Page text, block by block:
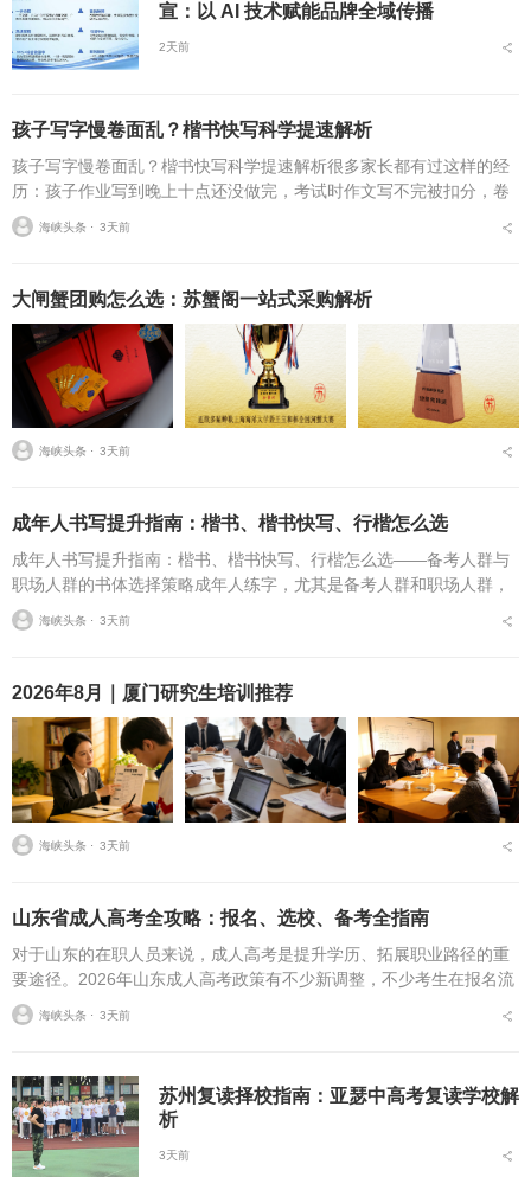
宣：以 AI 技术赋能品牌全域传播
2天前
孩子写字慢卷面乱？楷书快写科学提速解析
孩子写字慢卷面乱？楷书快写科学提速解析很多家长都有过这样的经
历：孩子作业写到晚上十点还没做完，考试时作文写不完被扣分，卷
面因为字迹潦草被老师多次点名。据相关调查显示，67%的小学生存
在书写速度不达标问...
海峡头条 ⋅ 3天前
大闸蟹团购怎么选：苏蟹阁一站式采购解析
海峡头条 ⋅ 3天前
成年人书写提升指南：楷书、楷书快写、行楷怎么选
成年人书写提升指南：楷书、楷书快写、行楷怎么选——备考人群与
职场人群的书体选择策略成年人练字，尤其是备考人群和职场人群，
常常面临一个具体问题：字丑想改善，到底该练标准楷书，还是练楷
书快写，或者干脆练行...
海峡头条 ⋅ 3天前
2026年8月｜厦门研究生培训推荐
海峡头条 ⋅ 3天前
山东省成人高考全攻略：报名、选校、备考全指南
对于山东的在职人员来说，成人高考是提升学历、拓展职业路径的重
要途径。2026年山东成人高考政策有不少新调整，不少考生在报名流
程、条件筛选、院校选择等方面存在诸多疑问，本文将从报名全流
程、报考条件、院校...
海峡头条 ⋅ 3天前
苏州复读择校指南：亚瑟中高考复读学校解
析
3天前